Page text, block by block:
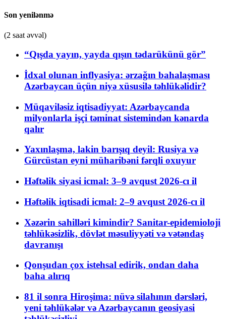
Son yenilənmə
(2 saat əvvəl)
“Qışda yayın, yayda qışın tədarükünü gör”
İdxal olunan inflyasiya: ərzağın bahalaşması
Azərbaycan üçün niyə xüsusilə təhlükəlidir?
Müqaviləsiz iqtisadiyyat: Azərbaycanda
milyonlarla işçi təminat sistemindən kənarda
qalır
Yaxınlaşma, lakin barışıq deyil: Rusiya və
Gürcüstan eyni müharibəni fərqli oxuyur
Həftəlik siyasi icmal: 3–9 avqust 2026-cı il
Həftəlik iqtisadi icmal: 2–9 avqust 2026-cı il
Xəzərin sahilləri kimindir? Sanitar-epidemioloji
təhlükəsizlik, dövlət məsuliyyəti və vətəndaş
davranışı
Qonşudan çox istehsal edirik, ondan daha
baha alırıq
81 il sonra Hiroşima: nüvə silahının dərsləri,
yeni təhlükələr və Azərbaycanın geosiyasi